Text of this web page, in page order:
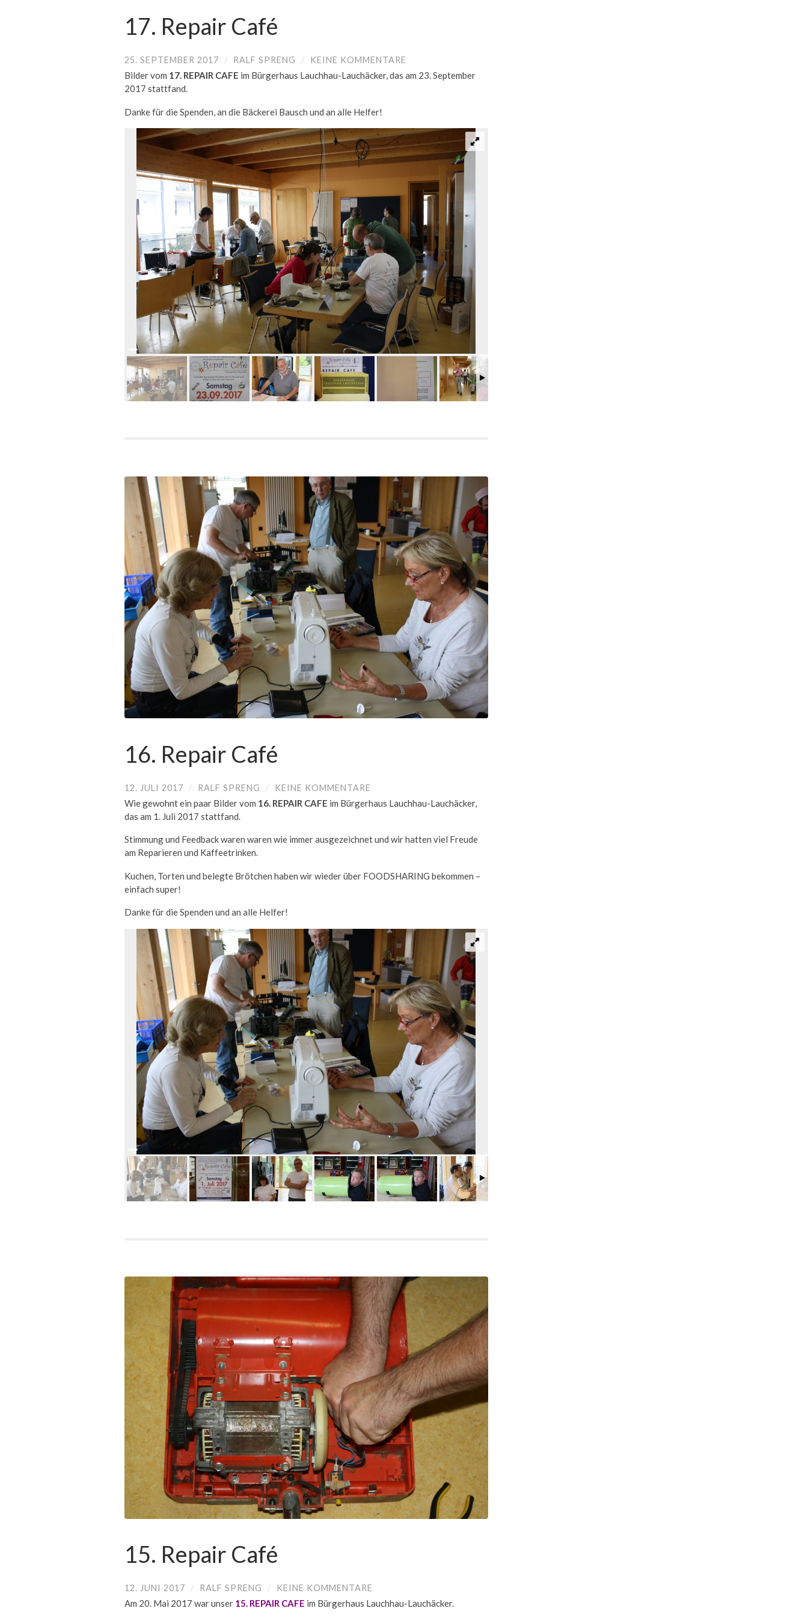
17. Repair Café
25. SEPTEMBER 2017 / RALF SPRENG / KEINE KOMMENTARE
Bilder vom 17. REPAIR CAFE im Bürgerhaus Lauchhau-Lauchäcker, das am 23. September
2017 stattfand.
Danke für die Spenden, an die Bäckerei Bausch und an alle Helfer!
16. Repair Café
12. JULI 2017 / RALF SPRENG / KEINE KOMMENTARE
Wie gewohnt ein paar Bilder vom 16. REPAIR CAFE im Bürgerhaus Lauchhau-Lauchäcker,
das am 1. Juli 2017 stattfand.
Stimmung und Feedback waren waren wie immer ausgezeichnet und wir hatten viel Freude
am Reparieren und Kaffeetrinken.
Kuchen, Torten und belegte Brötchen haben wir wieder über FOODSHARING bekommen –
einfach super!
Danke für die Spenden und an alle Helfer!
15. Repair Café
12. JUNI 2017 / RALF SPRENG / KEINE KOMMENTARE
Am 20. Mai 2017 war unser 15. REPAIR CAFE im Bürgerhaus Lauchhau-Lauchäcker.